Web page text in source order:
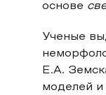
основе
Ученые
Е.А.
моделей